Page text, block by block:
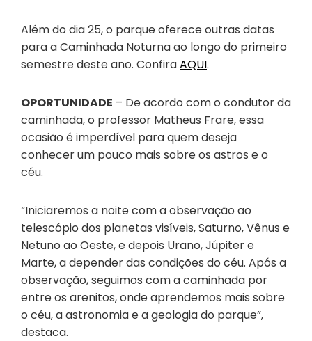
Além do dia 25, o parque oferece outras datas
para a Caminhada Noturna ao longo do primeiro
semestre deste ano. ConfiraAQUI.
OPORTUNIDADE – De acordo com o condutor da
caminhada, o professor Matheus Frare, essa
ocasião é imperdível para quem deseja
conhecer um pouco mais sobre os astros e o
céu.
“Iniciaremos a noite com a observação ao
telescópio dos planetas visíveis, Saturno, Vênus e
Netuno ao Oeste, e depois Urano, Júpiter e
Marte, a depender das condições do céu. Após a
observação, seguimos com a caminhada por
entre os arenitos, onde aprendemos mais sobre
o céu, a astronomia e a geologia do parque”,
destaca.